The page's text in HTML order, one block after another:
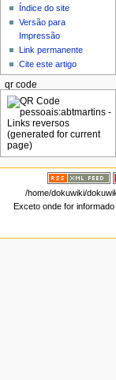
Índice do site
Versão para
Impressão
Link permanente
Cite este artigo
qr code
/home/dokuwiki/
Exceto onde for